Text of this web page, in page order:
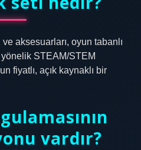
aksesuarları, oyun tabanlı
STEAM/STEM
fiyatlı, açık kaynaklı bir
vardır?